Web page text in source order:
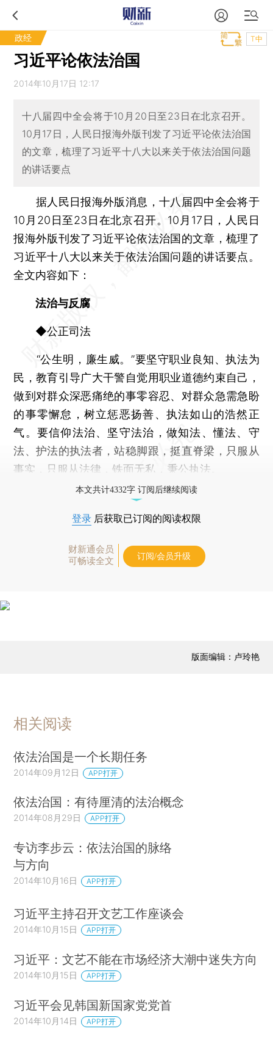
政经 T中
习近平论依法治国
2014年10月17日 12:17
十八届四中全会将于10月20日至23日在北京召开。
10月17日，人民日报海外版刊发了习近平论依法治国
的文章，梳理了习近平十八大以来关于依法治国问题
的讲话要点
据人民日报海外版消息，十八届四中全会将于
10月20日至23日在北京召开。10月17日，人民日
报海外版刊发了习近平论依法治国的文章，梳理了
习近平十八大以来关于依法治国问题的讲话要点。
全文内容如下：
法治与反腐
◆公正司法
“公生明，廉生威。”要坚守职业良知、执法为
民，教育引导广大干警自觉用职业道德约束自己，
做到对群众深恶痛绝的事零容忍、对群众急需急盼
的事零懈怠，树立惩恶扬善、执法如山的浩然正
气。要信仰法治、坚守法治，做知法、懂法、守
法、护法的执法者，站稳脚跟，挺直脊梁，只服从
事实，只服从法律，铁面无私，秉公执法。
本文共计4332字 订阅后继续阅读
登录 后获取已订阅的阅读权限
财新通会员
可畅读全文
订阅/会员升级
版面编辑：卢玲艳
相关阅读
依法治国是一个长期任务
2014年09月12日 APP打开
依法治国：有待厘清的法治概念
2014年08月29日 APP打开
专访李步云：依法治国的脉络
与方向
2014年10月16日 APP打开
习近平主持召开文艺工作座谈会
2014年10月15日 APP打开
习近平：文艺不能在市场经济大潮中迷失方向
2014年10月15日 APP打开
习近平会见韩国新国家党党首
2014年10月14日 APP打开